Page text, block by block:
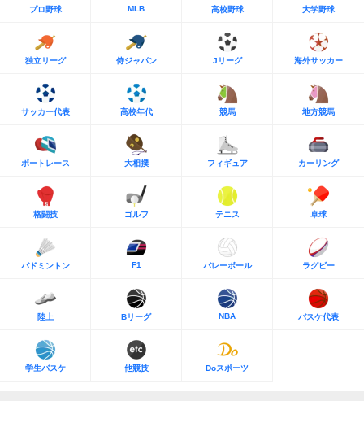
プロ野球 MLB 高校野球 大学野球
独立リーグ 侍ジャパン Jリーグ 海外サッカー
サッカー代表 高校年代 競馬 地方競馬
ボートレース 大相撲 フィギュア カーリング
格闘技 ゴルフ テニス 卓球
バドミントン F1 バレーボール ラグビー
陸上 Bリーグ NBA バスケ代表
学生バスケ 他競技 Doスポーツ